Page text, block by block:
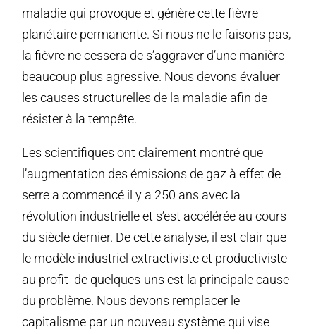
maladie qui provoque et génère cette fièvre
planétaire permanente. Si nous ne le faisons pas,
la fièvre ne cessera de s’aggraver d’une manière
beaucoup plus agressive. Nous devons évaluer
les causes structurelles de la maladie afin de
résister à la tempête.
Les scientifiques ont clairement montré que
l’augmentation des émissions de gaz à effet de
serre a commencé il y a 250 ans avec la
révolution industrielle et s’est accélérée au cours
du siècle dernier. De cette analyse, il est clair que
le modèle industriel extractiviste et productiviste
au profit de quelques-uns est la principale cause
du problème. Nous devons remplacer le
capitalisme par un nouveau système qui vise